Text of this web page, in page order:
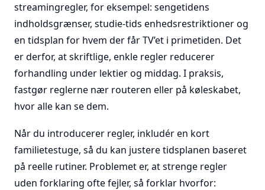
streamingregler, for eksempel: sengetidens
indholdsgrænser, studie-tids enhedsrestriktioner og
en tidsplan for hvem der får TV’et i primetiden. Det
er derfor, at skriftlige, enkle regler reducerer
forhandling under lektier og middag. I praksis,
fastgør reglerne nær routeren eller på køleskabet,
hvor alle kan se dem.
Når du introducerer regler, inkludér en kort
familietestuge, så du kan justere tidsplanen baseret
på reelle rutiner. Problemet er, at strenge regler
uden forklaring ofte fejler, så forklar hvorfor: